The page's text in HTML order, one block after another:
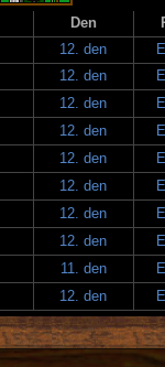
Den
12. den
12. den
12. den
12. den
12. den
12. den
12. den
12. den
11. den
12. den